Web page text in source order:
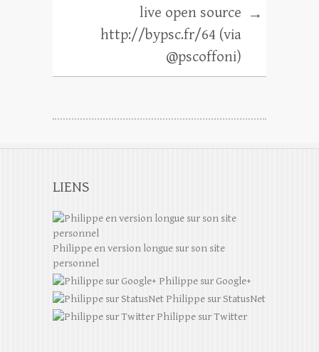
live open source
http://bypsc.fr/64 (via
@pscoffoni)
→
LIENS
Philippe en version longue sur son site
personnel
Philippe sur Google+
Philippe sur StatusNet
Philippe sur Twitter